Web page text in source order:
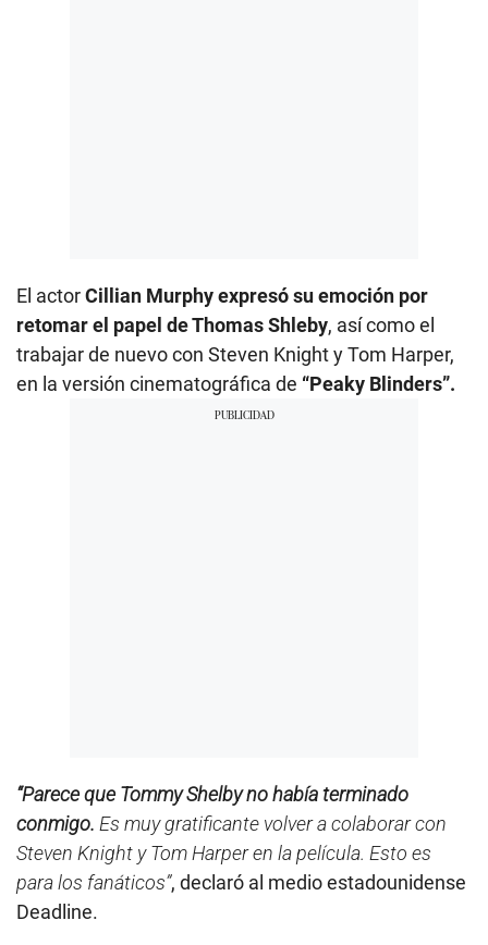
El actorCillian Murphy expresó su emoción por
retomar el papel de Thomas Shleby, así como el
trabajar de nuevo con Steven Knight y Tom Harper,
en la versión cinematográfica de “Peaky Blinders”.
“Parece que Tommy Shelby no había terminado
conmigo. Es muy gratificante volver a colaborar con
Steven Knight y Tom Harper en la película. Esto es
para los fanáticos”, declaró al medio estadounidense
Deadline.